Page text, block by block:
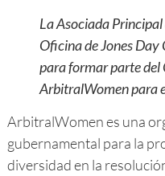
La Asociada
Oficina de Jones Day
para formar parte del
ArbitralWomen para
ArbitralWomen es una
gubernamental para la
diversidad en la